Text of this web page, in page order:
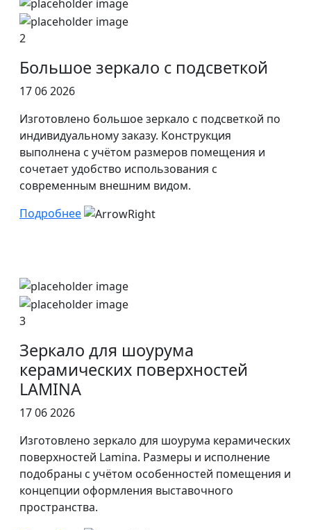
2
Большое зеркало с подсветкой
17 06 2026
Изготовлено большое зеркало с подсветкой по
индивидуальному заказу. Конструкция
выполнена с учётом размеров помещения и
сочетает удобство использования с
современным внешним видом.
Подробнее
3
Зеркало для шоурума
керамических поверхностей
LAMINA
17 06 2026
Изготовлено зеркало для шоурума керамических
поверхностей Lamina. Размеры и исполнение
подобраны с учётом особенностей помещения и
концепции оформления выставочного
пространства.